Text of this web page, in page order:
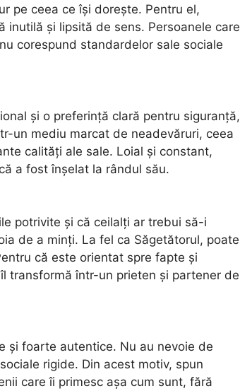
pe ceea ce își dorește. Pentru el,
inutilă și lipsită de sens. Persoanele care
corespund standardelor sale sociale
și o preferință clară pentru siguranță,
un mediu marcat de neadevăruri, ceea
calități ale sale. Loial și constant,
a fost înșelat la rândul său.
potrivite și că ceilalți ar trebui să-i
de a minți. La fel ca Săgetătorul, poate
că este orientat spre fapte și
transformă într-un prieten și partener de
și foarte autentice. Nu au nevoie de
rigide. Din acest motiv, spun
care îi primesc așa cum sunt, fără